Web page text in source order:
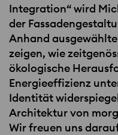
Integration“ wird
der
Anhand
zeigen, wie
ökologische
Energieeffizienz
Identität
Architektur von
Wir freuen uns